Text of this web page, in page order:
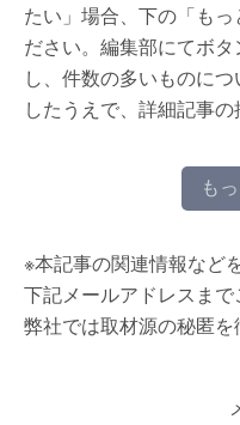
たい」場合、下の「も
ださい。編集部にてボ
し、件数の多いものに
したうえで、詳細記事の
も
※本記事の関連情報など
下記メールアドレスまで
弊社では取材源の秘匿を